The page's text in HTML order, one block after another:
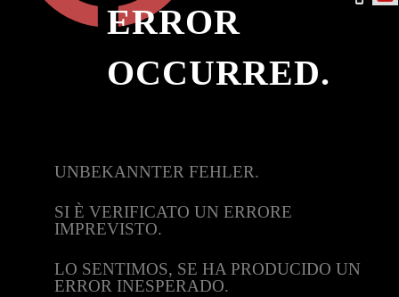
ERROR
OCCURRED.
UNBEKANNTER FEHLER.
SI È VERIFICATO UN ERRORE
IMPREVISTO.
LO SENTIMOS, SE HA PRODUCIDO UN
ERROR INESPERADO.